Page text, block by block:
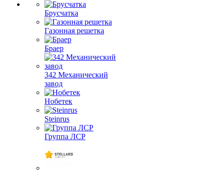
Брусчатка
Газонная решетка
Браер
342 Механический
завод
Нобетек
Steinrus
Группа ЛСР